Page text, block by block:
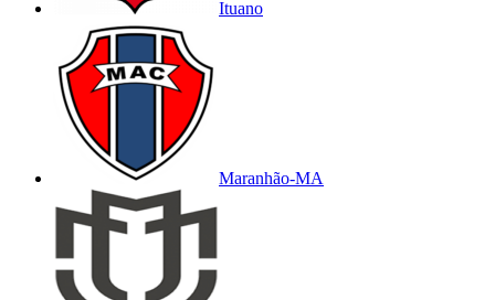
Ituano
Maranhão-MA